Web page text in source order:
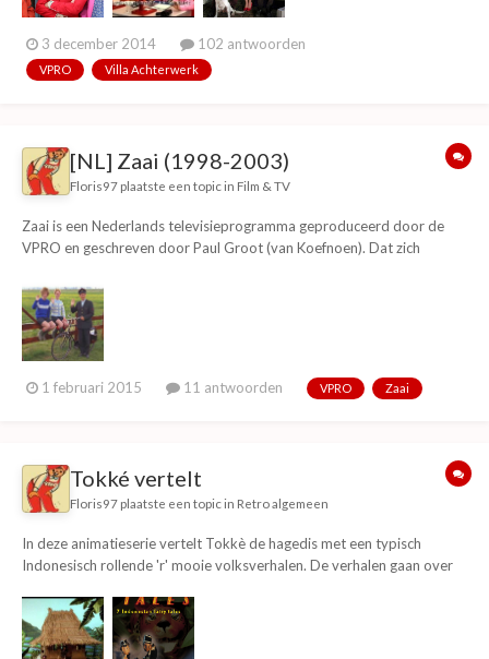
3 december 2014 102 antwoorden
VPRO Villa Achterwerk
[NL] Zaai (1998-2003)
Floris97 plaatste een topic in Film & TV
Zaai is een Nederlands televisieprogramma geproduceerd door de
VPRO en geschreven door Paul Groot (van Koefnoen). Dat zich
werkelijk in Zuid Holland) en gaat over twee tienermeiden Ingrid
Mastenbreurtje en Irma Johanna Iepma (Bianca Kri...
1 februari 2015 11 antwoorden VPRO Zaai
Tokké vertelt
Floris97 plaatste een topic in Retro algemeen
In deze animatieserie vertelt Tokkè de hagedis met een typisch
Indonesisch rollende 'r' mooie volksverhalen. De verhalen gaan over
dragen altijd een moraal in zich mee. Tokkè's vertellingen zijn op zijn
eigen observaties gebaseerd. Omdat...